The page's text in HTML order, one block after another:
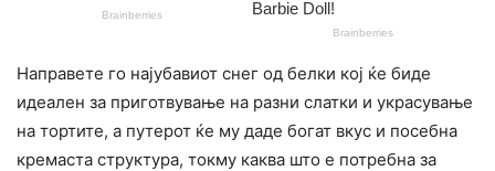
Направете го најубавиот снег од белки кој ќе биде
идеален за приготвување на разни слатки и украсување
на тортите, а путерот ќе му даде богат вкус и посебна
кремаста структура, токму каква што е потребна за